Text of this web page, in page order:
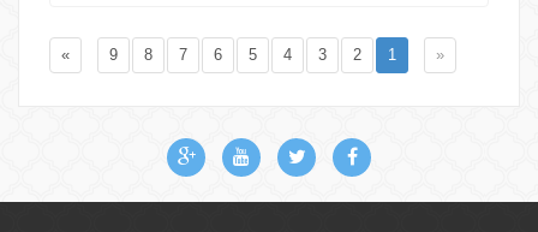
«
1
2
3
4
5
6
7
8
9
»